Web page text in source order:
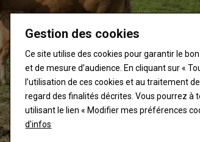
Gestion des cookies
Ce site utilise des cookies pour garantir le
et de mesure d’audience. En cliquant sur «
l’utilisation de ces cookies et au traitement
regard des finalités décrites. Vous pourrez à
utilisant le lien « Modifier mes préférences
d'infos